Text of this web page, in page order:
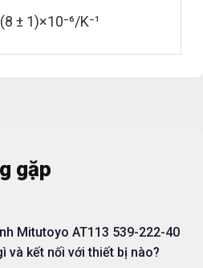
(8 ± 1)×10⁻⁶/K⁻¹
gặp
Mitutoyo AT113 539-222-40
và kết nối với thiết bị nào?